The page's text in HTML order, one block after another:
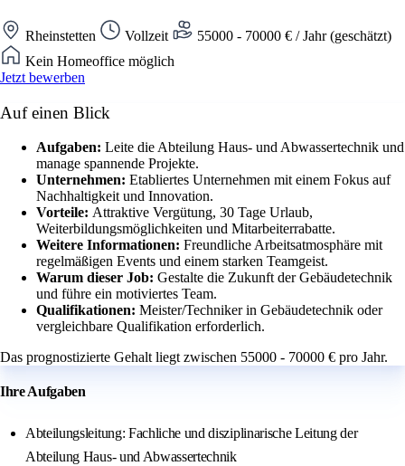
Rheinstetten Vollzeit
55000 - 70000 € / Jahr (geschätzt)
Kein Homeoffice möglich
Jetzt bewerben
Auf einen Blick
Aufgaben: Leite die Abteilung Haus- und Abwassertechnik und
manage spannende Projekte.
Unternehmen: Etabliertes Unternehmen mit einem Fokus auf
Nachhaltigkeit und Innovation.
Vorteile: Attraktive Vergütung, 30 Tage Urlaub,
Weiterbildungsmöglichkeiten und Mitarbeiterrabatte.
Weitere Informationen: Freundliche Arbeitsatmosphäre mit
regelmäßigen Events und einem starken Teamgeist.
Warum dieser Job: Gestalte die Zukunft der Gebäudetechnik
und führe ein motiviertes Team.
Qualifikationen: Meister/Techniker in Gebäudetechnik oder
vergleichbare Qualifikation erforderlich.
Das prognostizierte Gehalt liegt zwischen 55000 - 70000 € pro Jahr.
Ihre Aufgaben
Abteilungsleitung: Fachliche und disziplinarische Leitung der
Abteilung Haus- und Abwassertechnik